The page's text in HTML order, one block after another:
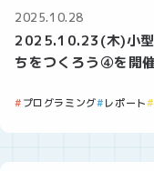
2025.10.28
2025.10.23(木)小型
ちをつくろう④を開催
プログラミング レポート